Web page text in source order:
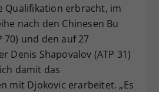
Qualifikation erbracht, im
nach den Chinesen Bu
70) und den auf 27
Denis Shapovalov (ATP 31)
damit das
mit Djokovic erarbeitet. „Es